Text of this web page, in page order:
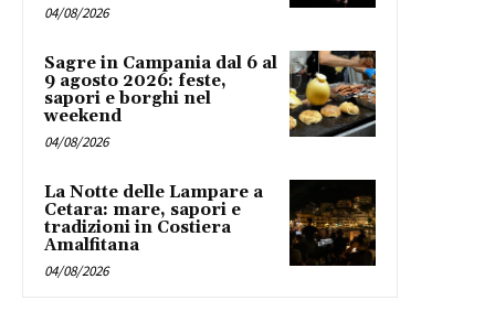
04/08/2026
Sagre in Campania dal 6 al
9 agosto 2026: feste,
sapori e borghi nel
weekend
04/08/2026
La Notte delle Lampare a
Cetara: mare, sapori e
tradizioni in Costiera
Amalfitana
04/08/2026